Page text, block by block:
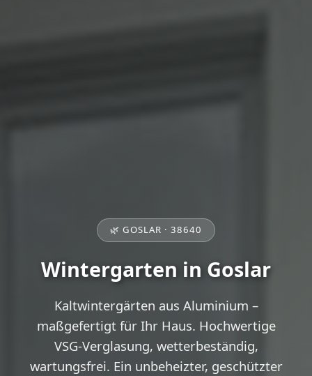
🌿 GOSLAR · 38640
Wintergarten in Goslar
Kaltwintergärten aus Aluminium –
maßgefertigt für Ihr Haus. Hochwertige
VSG-Verglasung, wetterbeständig,
wartungsfrei. Ein unbeheizter, geschützter